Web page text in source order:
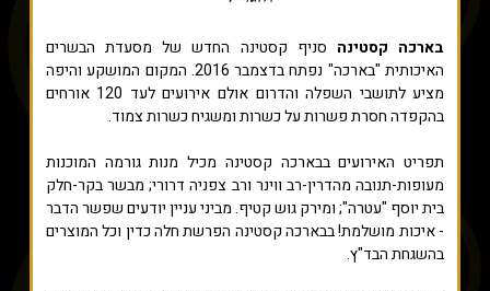
בארכה קסטינה סניף קסטינה החדש של מסעדת הבשרים
האיכותית "בארכה" נפתח בדצמבר 2016. המקום המושקע והיפה
מציע לתושבי השפלה והדרום אולם אירועים לעד 120 אורחים
בהקפדה חסרת פשרות על כשרות ומשגיח כשרות צמוד.
תפריט האירועים בבארכה קסטינה מכיל מנות גורמה המוכנות
מעופות-תנובה מהדרין-רב ווינר ורב צפניה דרורי; מבשר בקר-חלק
בית יוסף "עטרה"; ומירק גוש קטיף. מביני עניין יודעים שפשר הדבר
- איכות מושלמת! בבארכה קסטינה הפרשת חלה כדין וכל המוצרים
בהשגחת הבד"ץ.